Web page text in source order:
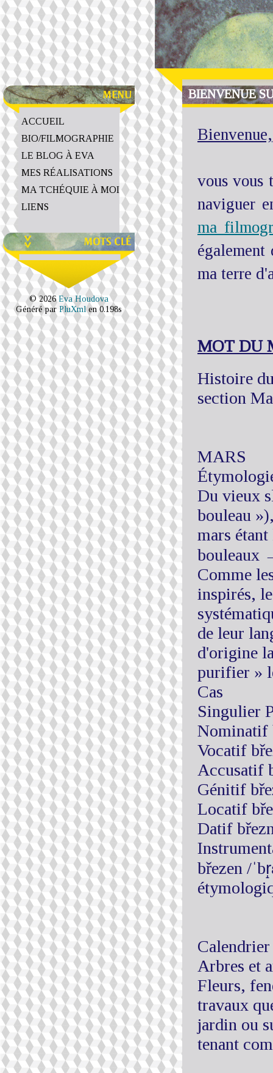
BIENVENUE
Bienvenue,
vous vous
naviguer
ma
ma terre
MOT DU
Histoire
section
MARS
Du vieux
bouleau
mars
bouleaux
Comme
inspirés,
de leur
d'origine
purifier »
Cas
Singulier
Nominatif
Vocatif
Accusatif
Génitif
Locatif
Datif
březen /
Arbres et
Fleurs,
travaux
jardin ou
tenant
ACCUEIL
BIO/FILMOGRAPHIE
LE BLOG À EVA
MES RÉALISATIONS
MA TCHÉQUIE À MOI
LIENS
© 2026Eva Houdova
Généré par PluXmlen 0.198s